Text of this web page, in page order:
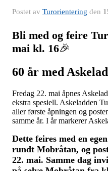
Postet av Turorientering den
Bli med og feire
mai kl. 16🎉
60 år med
Fredag 22. mai åpnes
ekstra spesiell. Askeladden
aller første åpningen og
samme år. I år markerer
Dette feires med en
rundt Mobråtan, og
22. mai. Samme dag